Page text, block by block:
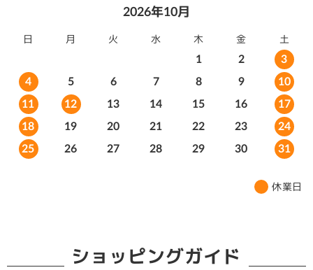
2026年10月
日 月 火 水 木 金 土
1 2
3
4
5 6 7 8 9
10
11
12 13 14 15 16
17
18
19 20 21 22 23
24
25
26 27 28 29 30 31
休業日
ショッピングガイド